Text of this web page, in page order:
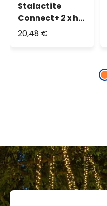
Stalactite
Connect+ 2 x h
0,36 m, 160 led
20,48 €